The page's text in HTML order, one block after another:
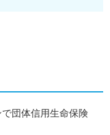
団体信用生命保険